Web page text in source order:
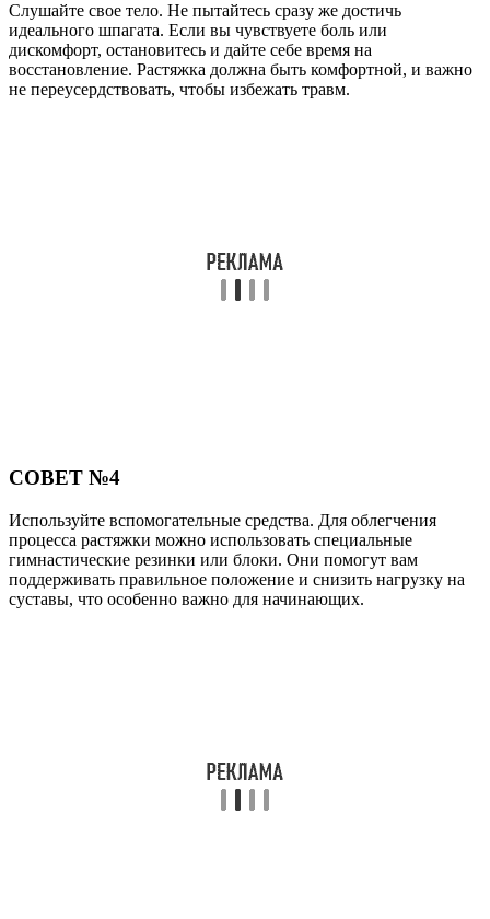
Слушайте свое тело. Не пытайтесь сразу же достичь
идеального шпагата. Если вы чувствуете боль или
дискомфорт, остановитесь и дайте себе время на
восстановление. Растяжка должна быть комфортной, и важно
не переусердствовать, чтобы избежать травм.
СОВЕТ №4
Используйте вспомогательные средства. Для облегчения
процесса растяжки можно использовать специальные
гимнастические резинки или блоки. Они помогут вам
поддерживать правильное положение и снизить нагрузку на
суставы, что особенно важно для начинающих.